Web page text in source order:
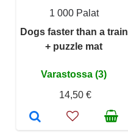
1 000 Palat
Dogs faster than a train
+ puzzle mat
Varastossa (3)
14,50 €